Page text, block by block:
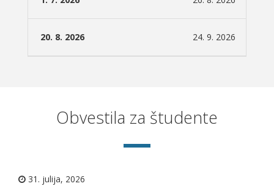
20. 8. 2026 24. 9. 2026
Obvestila za študente
31. julija, 2026